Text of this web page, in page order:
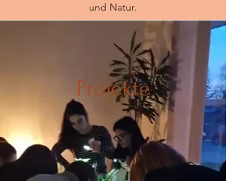
und Natur.
Projekte